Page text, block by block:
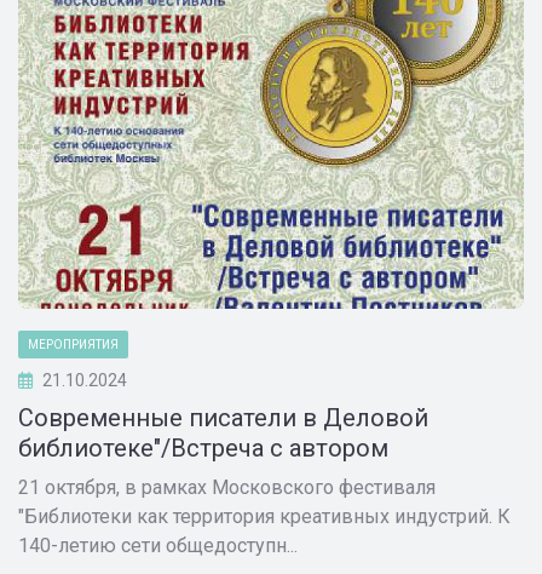
МЕРОПРИЯТИЯ
21.10.2024
Современные писатели в Деловой
библиотеке"/Встреча с автором
21 октября, в рамках Московского фестиваля
"Библиотеки как территория креативных индустрий. К
140-летию сети общедоступн...